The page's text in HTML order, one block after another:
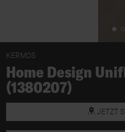
KERMOS
Home Design
(1380207)
JETZT